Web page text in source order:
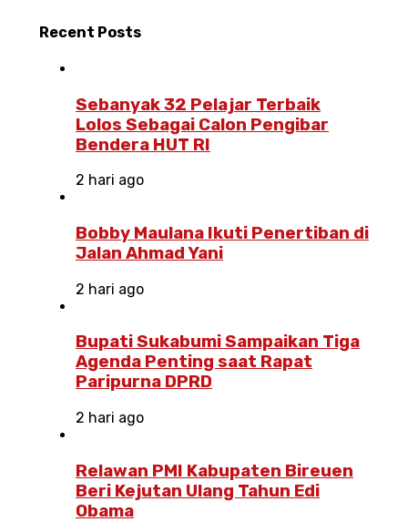
Recent Posts
Sebanyak 32 Pelajar Terbaik
Lolos Sebagai Calon Pengibar
Bendera HUT RI
2 hari ago
Bobby Maulana Ikuti Penertiban di
Jalan Ahmad Yani
2 hari ago
Bupati Sukabumi Sampaikan Tiga
Agenda Penting saat Rapat
Paripurna DPRD
2 hari ago
Relawan PMI Kabupaten Bireuen
Beri Kejutan Ulang Tahun Edi
Obama